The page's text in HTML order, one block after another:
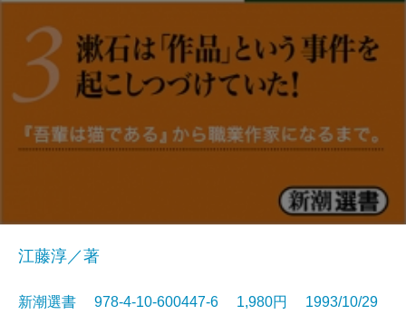
江藤淳／著
新潮選書 978-4-10-600447-6 1,980円 1993/10/29